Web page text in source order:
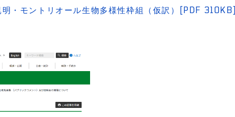
・モントリオール生物多様性枠組（仮訳）[PDF 310KB]